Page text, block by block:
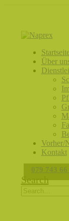
Über
Vorher/
Kontakt
079 743 66
Search